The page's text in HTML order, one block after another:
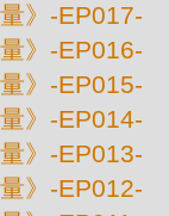
》-EP017-
》-EP016-
》-EP015-
》-EP014-
》-EP013-
》-EP012-